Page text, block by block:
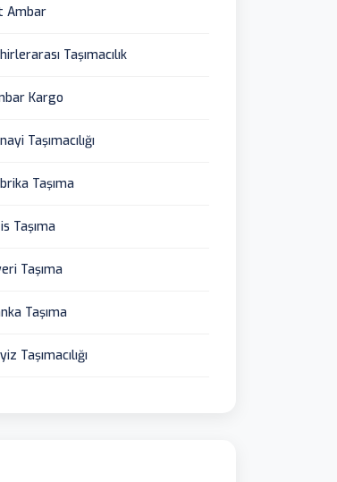
Ambar
Taşımacılık
Kargo
Taşımacılığı
Taşıma
Taşıma
Taşıma
Taşıma
Taşımacılığı